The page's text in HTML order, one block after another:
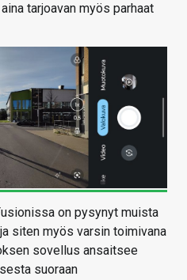
tarjoavan myös parhaat
on pysynyt muista
siten myös varsin toimivana
sovellus ansaitsee
suoraan